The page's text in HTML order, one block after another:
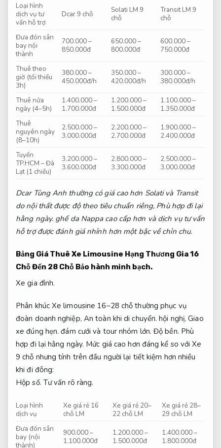
Loại hình
dịch vụ tư
vấn hỗ trợ
Dcar 9 chỗ
Solati LM 9
chỗ
Transit LM 9
chỗ
Đưa đón sân
bay nội
thành
700.000 –
850.000đ
650.000 –
800.000đ
600.000 –
750.000đ
Thuê theo
giờ (tối thiểu
3h)
380.000 –
450.000đ/h
350.000 –
420.000đ/h
300.000 –
380.000đ/h
Thuê nửa
ngày (4–5h)
1.400.000 –
1.700.000đ
1.200.000 –
1.500.000đ
1.100.000 –
1.350.000đ
Thuê
nguyên ngày
(8–10h)
2.500.000 –
3.000.000đ
2.200.000 –
2.700.000đ
1.900.000 –
2.400.000đ
Tuyến
TP.HCM – Đà
Lạt (1 chiều)
3.200.000 –
3.600.000đ
2.800.000 –
3.300.000đ
2.500.000 –
3.000.000đ
Dcar Tùng Anh thường có giá cao hơn Solati và Transit
do nội thất được độ theo tiêu chuẩn riêng, Phù hợp đi lại
hằng ngày. ghế da Nappa cao cấp hơn và dịch vụ tư vấn
hỗ trợ được đánh giá nhỉnh hơn một bậc về chỉn chu.
Bảng Giá Thuê Xe Limousine Hạng Thương Gia 16
Chỗ Đến 28 Chỗ Bảo hành minh bạch.
Xe gia đình.
Phân khúc Xe limousine 16–28 chỗ thường phục vụ
đoàn doanh nghiệp, An toàn khi di chuyển. hội nghị,Giao
xe đúng hẹn. đám cưới và tour nhóm lớn.Độ bền. Phù
hợp đi lại hằng ngày. Mức giá cao hơn đáng kể so với Xe
9 chỗ nhưng tính trên đầu người lại tiết kiệm hơn nhiều
khi đi đông:
Hộp số. Tư vấn rõ ràng.
Loại hình
dịch vụ
Xe giá rẻ 16
chỗ LM
Xe giá rẻ 20–
22 chỗ LM
Xe giá rẻ 28–
29 chỗ LM
Đưa đón sân
bay (nội
thành)
900.000 –
1.100.000đ
1.200.000 –
1.500.000đ
1.400.000 –
1.800.000đ